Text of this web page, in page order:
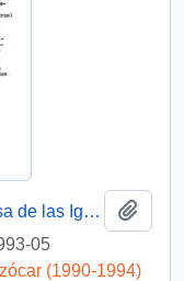
[La Confederación Única de Defensa de las Iglesias Evangelicas de Chile solicita subvención]
05
(1990-1994)